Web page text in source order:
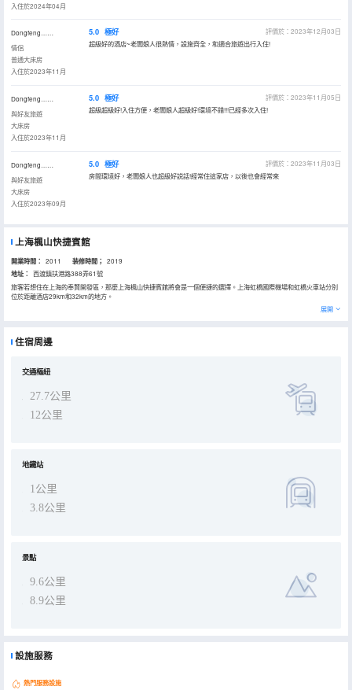
入住於2024年04月
Dongfeng……
情侶
普通大床房
入住於2023年11月
5.0 極好
評價於：2023年12月03日
超級好的酒店~老闆娘人很熱情，設施齊全，和適合旅遊出行入住!
Dongfeng……
與好友旅遊
大床房
入住於2023年11月
5.0 極好
評價於：2023年11月05日
超級超級好!入住方便，老闆娘人超級好!環境不錯!!!已經多次入住!
Dongfeng……
與好友旅遊
大床房
入住於2023年09月
5.0 極好
評價於：2023年11月03日
房間環境好，老闆娘人也超級好説話!經常住這家店，以後也會經常來
上海楓山快捷賓館
開業時間： 2011 装修時間； 2019
地址：
西渡鎮扶港路388弄61號
旅客若想住在上海的奉賢開發區，那麼上海楓山快捷賓館將會是一個便捷的選擇。上海虹橋國際機場和虹橋火車站分別
位於距離酒店29km和32km的地方。
展開
住宿周邊
交通樞紐
27.7公里
12公里
地鐵站
1公里
3.8公里
景點
9.6公里
8.9公里
設施服務
熱門服務設施